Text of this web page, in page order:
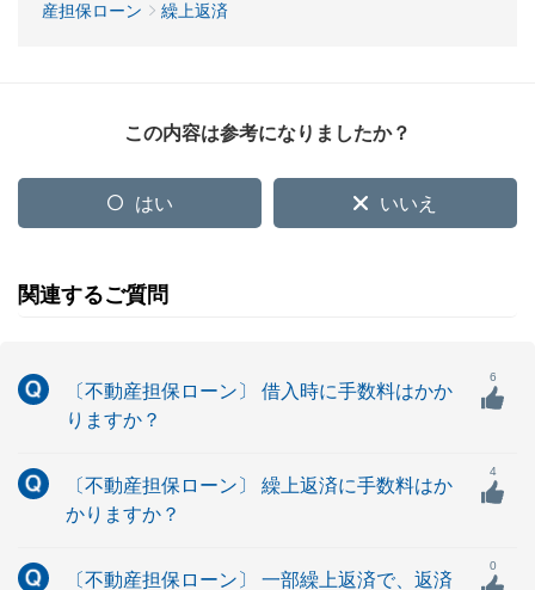
産担保ローン
繰上返済
この内容は参考になりましたか？
はい いいえ
関連するご質問
〔不動産担保ローン〕 借入時に手数料はかか
りますか？
6
〔不動産担保ローン〕 繰上返済に手数料はか
かりますか？
4
〔不動産担保ローン〕 一部繰上返済で、返済
0